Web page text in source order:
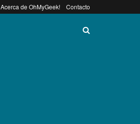
Acerca de OhMyGeek! Contacto